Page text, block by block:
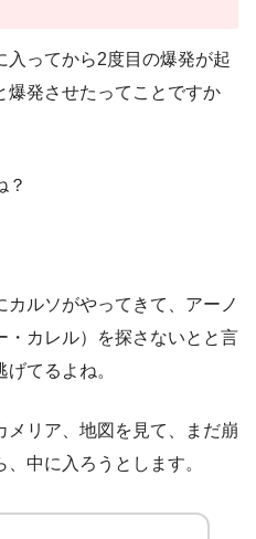
入ってから2度目の爆発が起
爆発させたってことですか
？
ルソがやってきて、アーノ
・カレル）を探さないとと言
てるよね。
メリア、地図を見て、まだ崩
中に入ろうとします。